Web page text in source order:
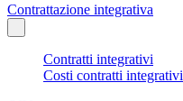
Contrattazione integrativa
Contratti integrativi
Costi contratti integrativi